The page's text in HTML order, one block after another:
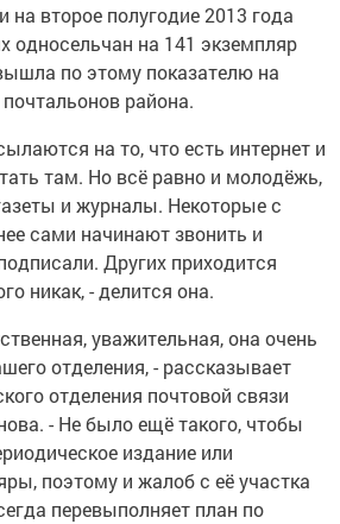
на второе полугодие 2013 года
односельчан на 141 экземпляр
по этому показателю на
района.
на то, что есть интернет и
там. Но всё равно и молодёжь,
и журналы. Некоторые с
сами начинают звонить и
Других приходится
никак, - делится она.
уважительная, она очень
отделения, - рассказывает
отделения почтовой связи
- Не было ещё такого, чтобы
издание или
поэтому и жалоб с её участка
перевыполняет план по